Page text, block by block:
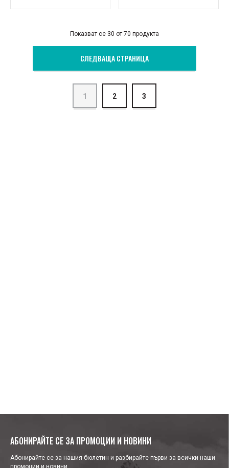
Показват се 30 от 70 продукта
СЛЕДВАЩА СТРАНИЦА
1 2 3
АБОНИРАЙТЕ СЕ ЗА ПРОМОЦИИ И НОВИНИ
Абонирайте се за нашия бюлетин и разбирайте първи за всички наши
промоции и новини